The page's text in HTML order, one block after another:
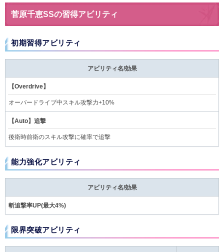
菅原千恵SSの習得アビリティ
初期習得アビリティ
アビリティ名/効果
【Overdrive】
オーバードライブ中スキル攻撃力+10%
【Auto】追撃
後衛時前衛のスキル攻撃に確率で追撃
能力強化アビリティ
アビリティ名/効果
斬追撃率UP(最大4%)
限界突破アビリティ